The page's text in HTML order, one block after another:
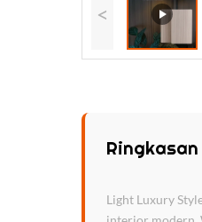
<
Light Luxury